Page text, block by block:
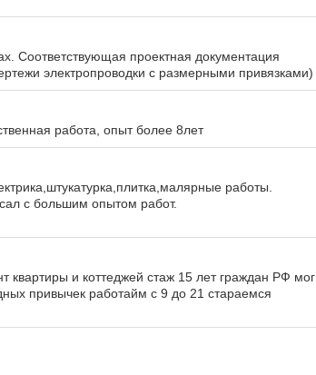
Соответствующая проектная документация
электропроводки с размерными привязками)
работа, опыт более 8лет
работы.
с большим опытом работ.
квартиры и коттеджей стаж 15 лет граждан РФ мог
привычек работайм с 9 до 21 стараемся